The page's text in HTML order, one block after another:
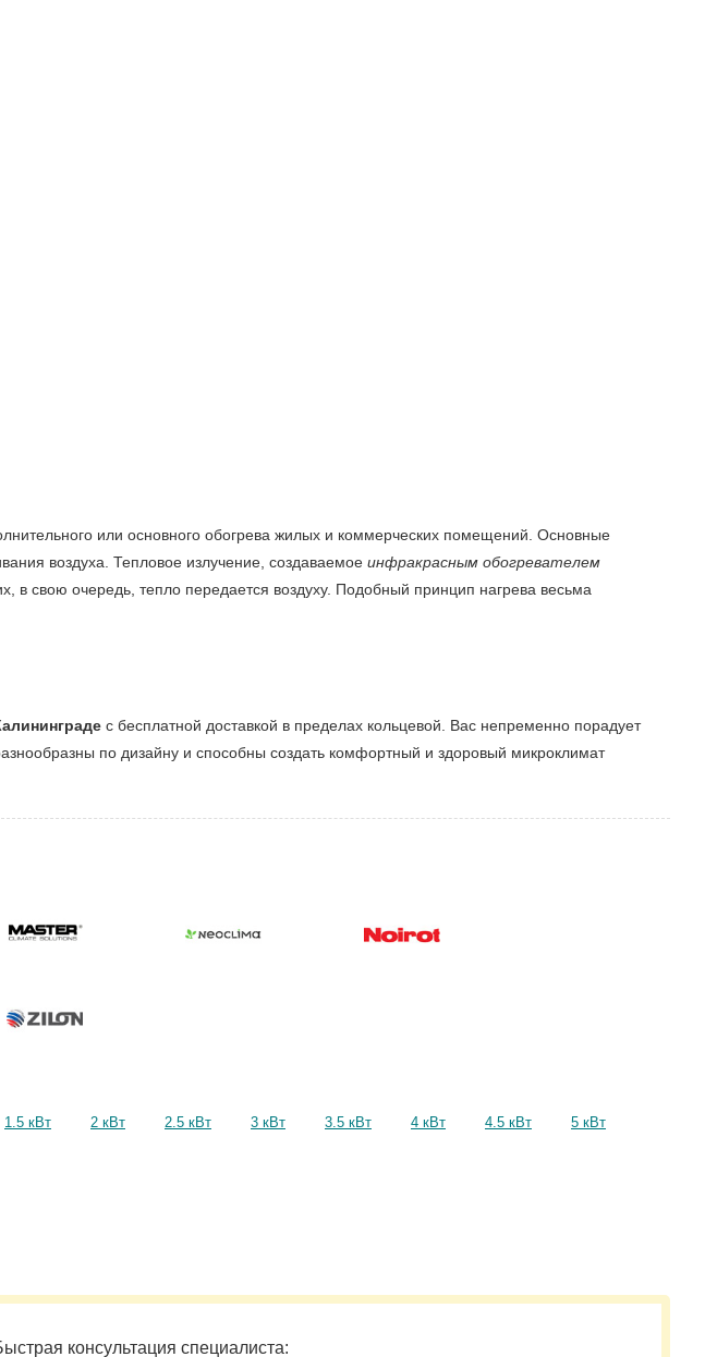
или основного обогрева жилых и коммерческих помещений. Основные
воздуха. Тепловое излучение, создаваемое инфракрасным обогревателем
в свою очередь, тепло передается воздуху. Подобный принцип нагрева весьма
с бесплатной доставкой в пределах кольцевой. Вас непременно порадует
по дизайну и способны создать комфортный и здоровый микроклимат
1.5 кВт 2 кВт 2.5 кВт 3 кВт 3.5 кВт 4 кВт 4.5 кВт 5 кВт
консультация специалиста: